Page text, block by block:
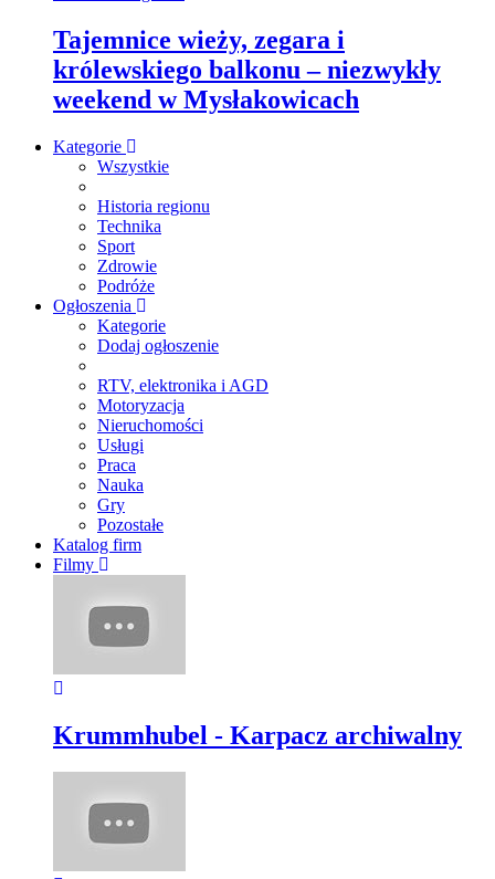
Tajemnice wieży, zegara i
królewskiego balkonu – niezwykły
weekend w Mysłakowicach
Kategorie
Wszystkie
Historia regionu
Technika
Sport
Zdrowie
Podróże
Ogłoszenia
Kategorie
Dodaj ogłoszenie
RTV, elektronika i AGD
Motoryzacja
Nieruchomości
Usługi
Praca
Nauka
Gry
Pozostałe
Katalog firm
Filmy
Krummhubel - Karpacz archiwalny